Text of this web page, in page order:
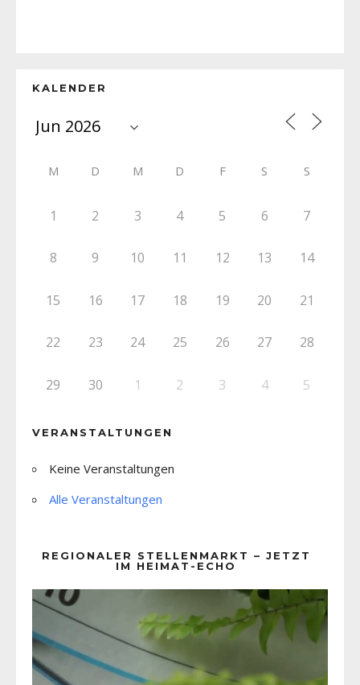
KALENDER
M D M D F S S
1 2 3 4 5 6 7
8 9 10 11 12 13 14
15 16 17 18 19 20 21
22 23 24 25 26 27 28
29 30 1 2 3 4 5
VERANSTALTUNGEN
Keine Veranstaltungen
Alle Veranstaltungen
REGIONALER STELLENMARKT – JETZT
IM HEIMAT-ECHO
Player